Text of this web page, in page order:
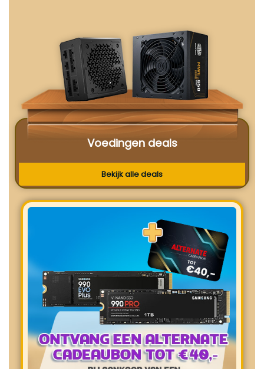
Voedingen deals
Bekijk alle deals